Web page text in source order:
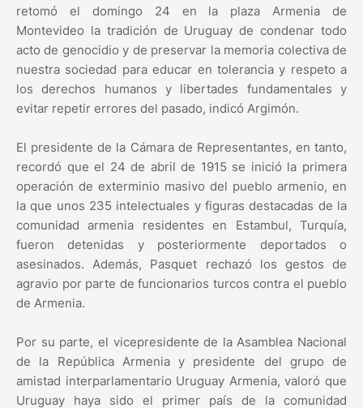
retomó el domingo 24 en la plaza Armenia de
Montevideo la tradición de Uruguay de condenar todo
acto de genocidio y de preservar la memoria colectiva de
nuestra sociedad para educar en tolerancia y respeto a
los derechos humanos y libertades fundamentales y
evitar repetir errores del pasado, indicó Argimón.
El presidente de la Cámara de Representantes, en tanto,
recordó que el 24 de abril de 1915 se inició la primera
operación de exterminio masivo del pueblo armenio, en
la que unos 235 intelectuales y figuras destacadas de la
comunidad armenia residentes en Estambul, Turquía,
fueron detenidas y posteriormente deportados o
asesinados. Además, Pasquet rechazó los gestos de
agravio por parte de funcionarios turcos contra el pueblo
de Armenia.
Por su parte, el vicepresidente de la Asamblea Nacional
de la República Armenia y presidente del grupo de
amistad interparlamentario Uruguay Armenia, valoró que
Uruguay haya sido el primer país de la comunidad